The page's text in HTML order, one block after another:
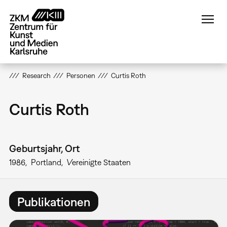
zum
Inhalt
Research Personen Curtis Roth
Curtis Roth
Geburtsjahr, Ort
1986 Portland Vereinigte Staaten
Publikationen